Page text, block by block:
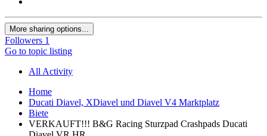
More sharing options...
Followers 1
Go to topic listing
All Activity
Home
Ducati Diavel, XDiavel und Diavel V4 Marktplatz
Biete
VERKAUFT!!! B&G Racing Sturzpad Crashpads Ducati